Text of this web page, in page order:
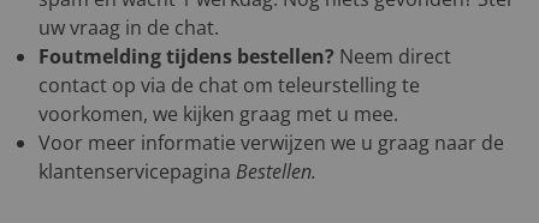
uw vraag in de chat.
Foutmelding tijdens bestellen? Neem direct
contact op via de chat om teleurstelling te
voorkomen, we kijken graag met u mee.
Voor meer informatie verwijzen we u graag naar de
klantenservicepagina Bestellen.